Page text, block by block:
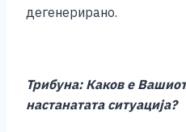
дегенерирано.
Трибуна: Каков е
настанатата ситуација?